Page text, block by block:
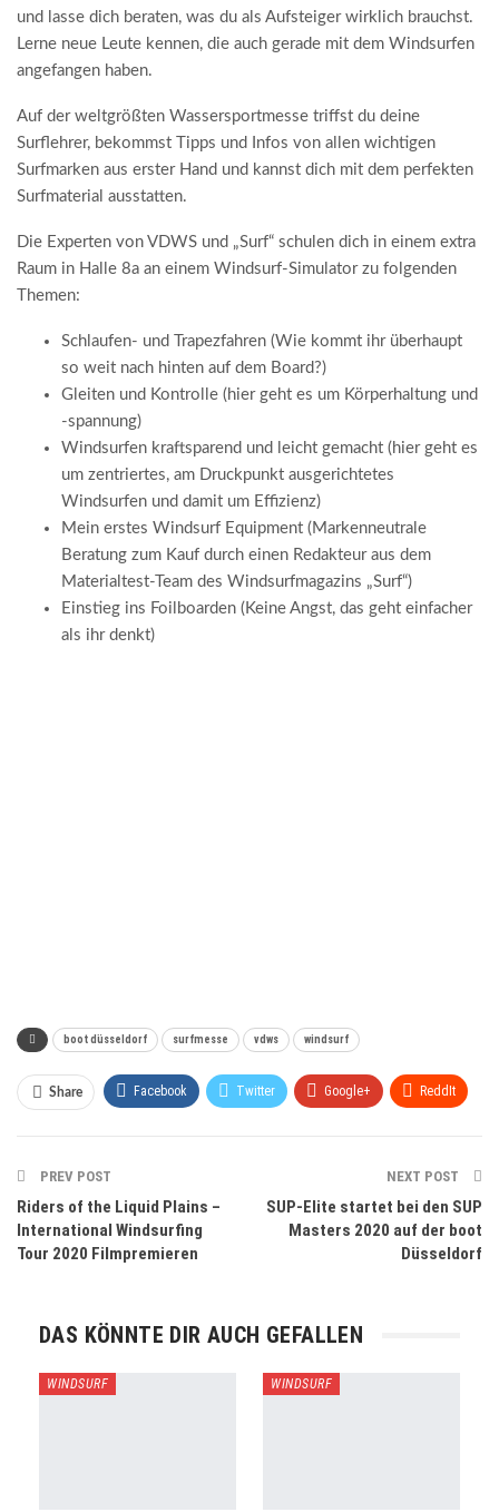
und lasse dich beraten, was du als Aufsteiger wirklich brauchst.
Lerne neue Leute kennen, die auch gerade mit dem Windsurfen
angefangen haben.
Auf der weltgrößten Wassersportmesse triffst du deine
Surflehrer, bekommst Tipps und Infos von allen wichtigen
Surfmarken aus erster Hand und kannst dich mit dem perfekten
Surfmaterial ausstatten.
Die Experten von VDWS und „Surf“ schulen dich in einem extra
Raum in Halle 8a an einem Windsurf-Simulator zu folgenden
Themen:
Schlaufen- und Trapezfahren (Wie kommt ihr überhaupt
so weit nach hinten auf dem Board?)
Gleiten und Kontrolle (hier geht es um Körperhaltung und
-spannung)
Windsurfen kraftsparend und leicht gemacht (hier geht es
um zentriertes, am Druckpunkt ausgerichtetes
Windsurfen und damit um Effizienz)
Mein erstes Windsurf Equipment (Markenneutrale
Beratung zum Kauf durch einen Redakteur aus dem
Materialtest-Team des Windsurfmagazins „Surf“)
Einstieg ins Foilboarden (Keine Angst, das geht einfacher
als ihr denkt)
boot düsseldorf surfmesse vdws windsurf
Share Facebook Twitter Google+ ReddIt
PREV POST
Riders of the Liquid Plains –
International Windsurfing
Tour 2020 Filmpremieren
NEXT POST
SUP-Elite startet bei den SUP
Masters 2020 auf der boot
Düsseldorf
DAS KÖNNTE DIR AUCH GEFALLEN
WINDSURF WINDSURF